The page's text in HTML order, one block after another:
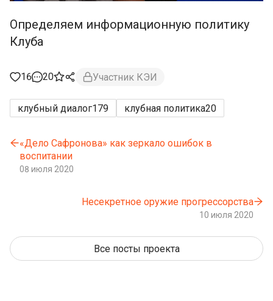
Определяем информационную политику
Клуба
16 20 Участник КЭИ
клубный диалог179 клубная политика20
«Дело Сафронова» как зеркало ошибок в
воспитании
08 июля 2020
Несекретное оружие прогрессорства
10 июля 2020
Все посты проекта